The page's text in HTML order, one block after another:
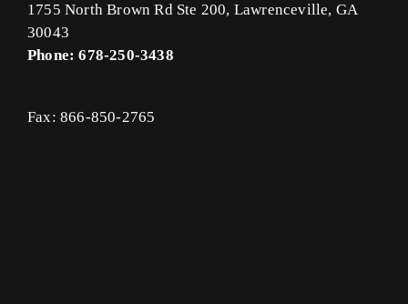
1755 North Brown Rd Ste 200, Lawrenceville, GA
30043
Phone: 678-250-3438
Fax: 866-850-2765